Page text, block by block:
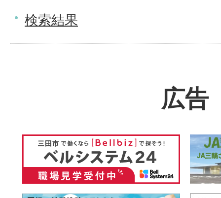
検索結果
広告